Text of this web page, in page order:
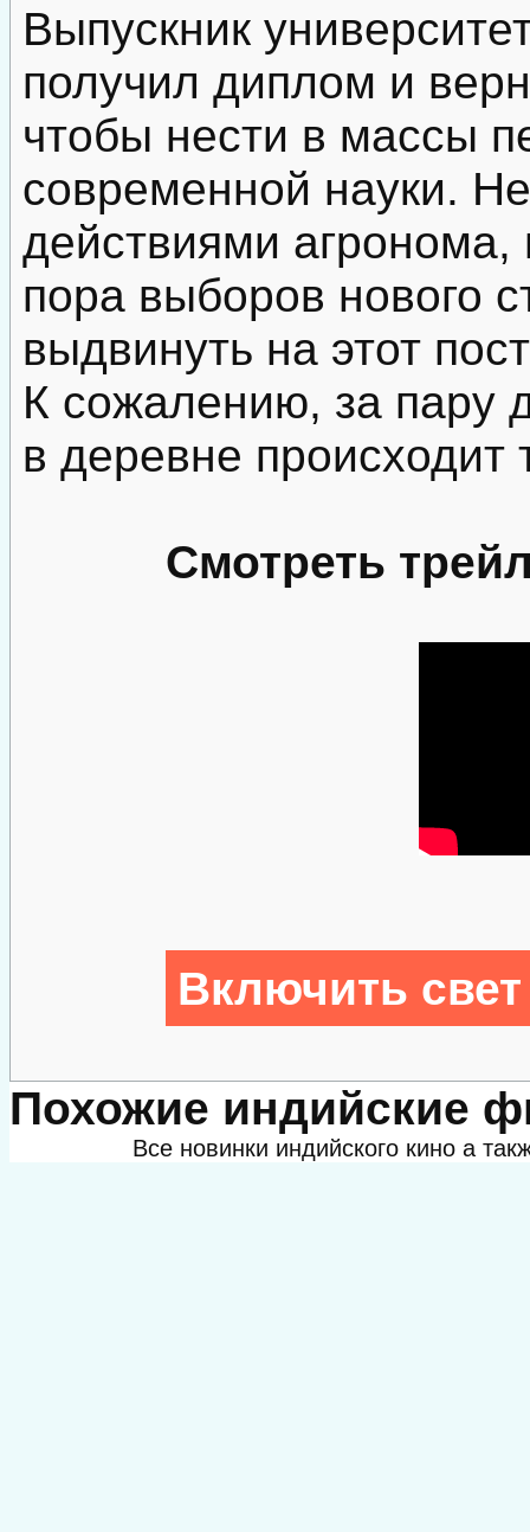
Выпускник
получил диплом и
чтобы нести в массы
современной науки.
действиями агронома,
пора выборов нового
выдвинуть на этот
К сожалению, за пару
в деревне происходит
Смотреть
Включить
Похожие индийские
Все новинки индийского кино а